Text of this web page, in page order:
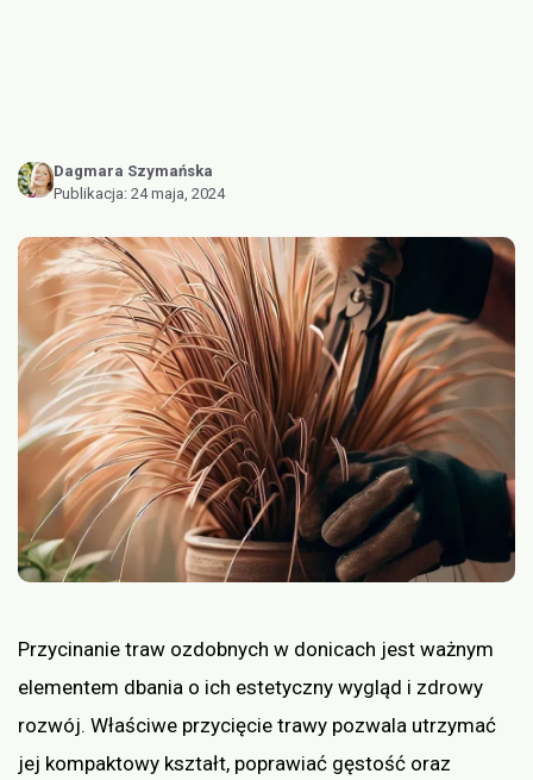
Dagmara Szymańska
Publikacja: 24 maja, 2024
Przycinanie traw ozdobnych w donicach jest ważnym
elementem dbania o ich estetyczny wygląd i zdrowy
rozwój. Właściwe przycięcie trawy pozwala utrzymać
jej kompaktowy kształt, poprawiać gęstość oraz